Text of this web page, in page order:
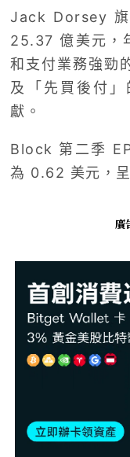
Jack Dorsey
25.37 億美元，
和支付業務強勁
及「先買後付
獻。
Block 第二季
為 0.62 美元，
廣